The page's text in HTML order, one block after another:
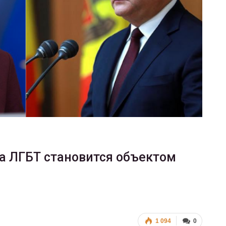
становится объектом
0
1 094
ФОТО
В Берлине отпраздновали
легализацию гей-браков
ГЕЙ-АЛЬЯНС УКРАИНА Июл 2, 2017